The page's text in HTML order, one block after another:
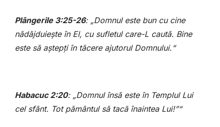
Plângerile 3:25-26: „Domnul este bun cu cine
nădăjduiește în El, cu sufletul care-L caută. Bine
este să aștepți în tăcere ajutorul Domnului.“
Habacuc 2:20: „Domnul însă este în Templul Lui
cel sfânt. Tot pământul să tacă înaintea Lui!”“